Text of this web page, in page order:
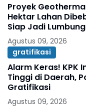
Proyek
Hektar Lahan
Siap Jadi
Agustus 09, 2026
gratifikasi
Alarm Keras! KPK
Tinggi di Daerah,
Gratifikasi
Agustus 09, 2026